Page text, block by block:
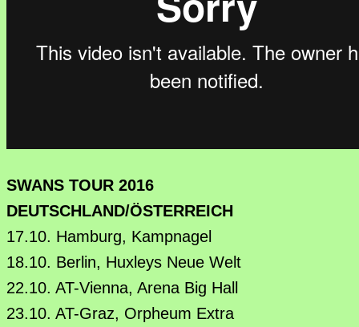
SWANS TOUR 2016
DEUTSCHLAND/ÖSTERREICH
17.10. Hamburg, Kampnagel
18.10. Berlin, Huxleys Neue Welt
22.10. AT-Vienna, Arena Big Hall
23.10. AT-Graz, Orpheum Extra